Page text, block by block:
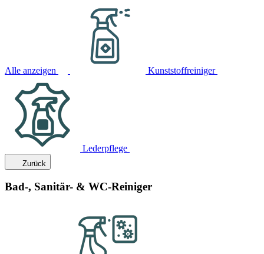
Alle anzeigen Kunststoffreiniger
Lederpflege
Zurück
Bad-, Sanitär- & WC-Reiniger